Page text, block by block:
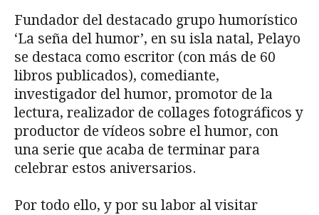
Fundador del destacado grupo humorístico
‘La seña del humor’, en su isla natal, Pelayo
se destaca como escritor (con más de 60
libros publicados), comediante,
investigador del humor, promotor de la
lectura, realizador de collages fotográficos y
productor de vídeos sobre el humor, con
una serie que acaba de terminar para
celebrar estos aniversarios.
Por todo ello, y por su labor al visitar